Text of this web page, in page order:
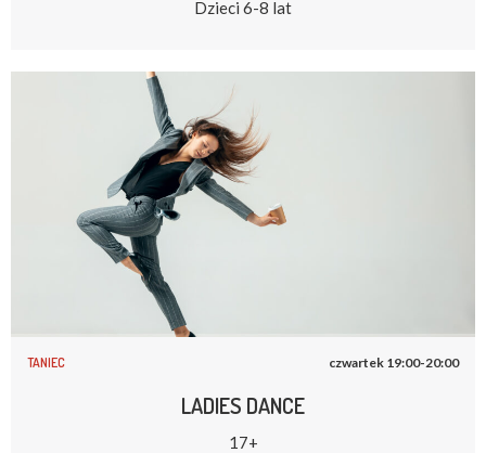
Dzieci 6-8 lat
TANIEC czwartek 19:00-20:00
LADIES DANCE
17+